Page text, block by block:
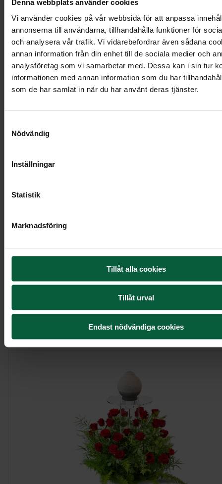
Denna webbplats använder cookies
Vi använder cookies på vår webbsida för att anpassa
annonserna till användarna, tillhandahålla funktioner för
och analysera vår trafik. Vi vidarebefordrar även sådana
annan information från din enhet till de sociala medier och
analysföretag som vi samarbetar med. Dessa kan i sin tur
informationen med annan information som du har
som de har samlat in när du har använt deras tjänster.
Nödvändig
Inställningar
Statistik
Marknadsföring
Tillåt alla cookies
Tillåt urval
Endast nödvändiga cookies
10 395 kr
Visa mer
1 995 kr